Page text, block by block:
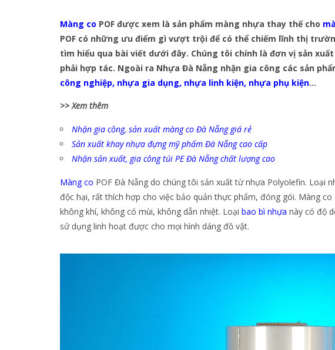
Màng co POF được xem là sản phẩm màng nhựa thay thế cho
POF có những ưu điểm gì vượt trội để có thể chiếm lĩnh thị
tìm hiểu qua bài viết dưới đây. Chúng tôi chính là đơn vị sản
phải hợp tác. Ngoài ra Nhựa Đà Nẵng nhận gia công các sản
công nghiệp, nhựa gia dụng, nhựa linh kiện, nhựa phụ kiện…
>> Xem thêm
Nhận gia công, sản xuất màng co Đà Nẵng giá rẻ
Sản xuất khay nhựa đựng mỹ phẩm Đà Nẵng cao cấp
Nhận sản xuất, gia công túi PE Đà Nẵng chất lượng cao
Màng co POF Đà Nẵng do chúng tôi sản xuất từ nhựa Polyolefin. Loại
độc hại, rất thích hợp cho việc bảo quản thực phẩm, đóng gói. Màng
không khí, không có mùi, không dẫn nhiệt. Loại bao bì nhựa này có độ
sử dụng linh hoạt được cho mọi hình dáng đồ vật.